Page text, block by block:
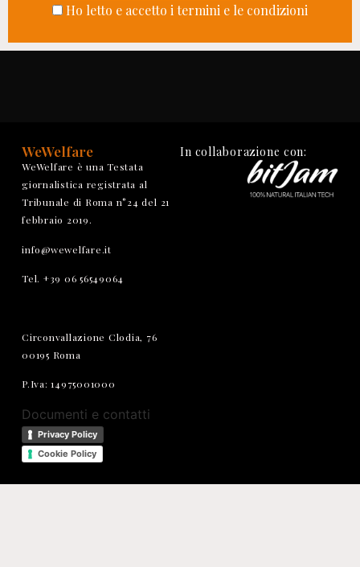
Ho letto e accetto i termini e le condizioni
WeWelfare
WeWelfare è una Testata
giornalistica registrata al
Tribunale di Roma n°24 del 21
febbraio 2019.
info@wewelfare.it
Tel. +39 06 56549064
Circonvallazione Clodia, 76
00195 Roma
P.Iva: 14975001000
Documenti e contatti
Privacy Policy
Cookie Policy
In collaborazione con: